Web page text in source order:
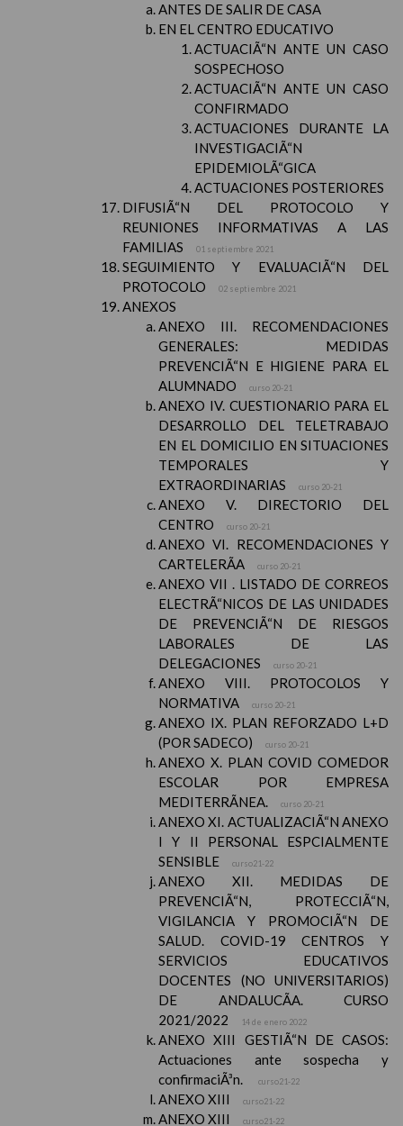
ANTES DE SALIR DE CASA
EN EL CENTRO EDUCATIVO
ACTUACIÃ“N ANTE UN CASO
SOSPECHOSO
ACTUACIÃ“N ANTE UN CASO
CONFIRMADO
ACTUACIONES DURANTE LA
INVESTIGACIÃ“N
EPIDEMIOLÃ“GICA
ACTUACIONES POSTERIORES
DIFUSIÃ“N DEL PROTOCOLO Y
REUNIONES INFORMATIVAS A LAS
FAMILIAS
01 septiembre 2021
SEGUIMIENTO Y EVALUACIÃ“N DEL
PROTOCOLO
02 septiembre 2021
ANEXOS
ANEXO III. RECOMENDACIONES
GENERALES: MEDIDAS
PREVENCIÃ“N E HIGIENE PARA EL
ALUMNADO
curso 20-21
ANEXO IV. CUESTIONARIO PARA EL
DESARROLLO DEL TELETRABAJO
EN EL DOMICILIO EN SITUACIONES
TEMPORALES Y
EXTRAORDINARIAS
curso 20-21
ANEXO V. DIRECTORIO DEL
CENTRO
curso 20-21
ANEXO VI. RECOMENDACIONES Y
CARTELERÃA
curso 20-21
ANEXO VII . LISTADO DE CORREOS
ELECTRÃ“NICOS DE LAS UNIDADES
DE PREVENCIÃ“N DE RIESGOS
LABORALES DE LAS
DELEGACIONES
curso 20-21
ANEXO VIII. PROTOCOLOS Y
NORMATIVA
curso 20-21
ANEXO IX. PLAN REFORZADO L+D
(POR SADECO)
curso 20-21
ANEXO X. PLAN COVID COMEDOR
ESCOLAR POR EMPRESA
MEDITERRÃNEA.
curso 20-21
ANEXO XI. ACTUALIZACIÃ“N ANEXO
I Y II PERSONAL ESPCIALMENTE
SENSIBLE
curso21-22
ANEXO XII. MEDIDAS DE
PREVENCIÃ“N, PROTECCIÃ“N,
VIGILANCIA Y PROMOCIÃ“N DE
SALUD. COVID-19 CENTROS Y
SERVICIOS EDUCATIVOS
DOCENTES (NO UNIVERSITARIOS)
DE ANDALUCÃA. CURSO
2021/2022
14 de enero 2022
ANEXO XIII GESTIÃ“N DE CASOS:
Actuaciones ante sospecha y
confirmaciÃ³n.
curso21-22
ANEXO XIII curso21-22
ANEXO XIII curso21-22